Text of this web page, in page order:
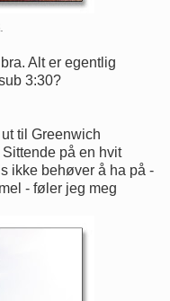
Alt er egentlig
3:30?
til Greenwich
på en hvit
ikke behøver å ha på -
- føler jeg meg